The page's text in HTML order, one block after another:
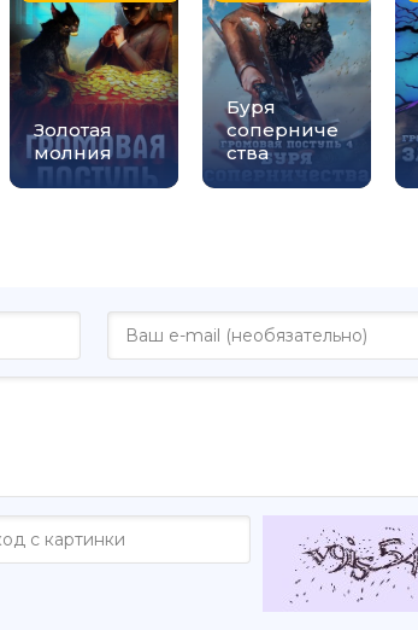
Золотая
молния
Буря
соперниче
ства